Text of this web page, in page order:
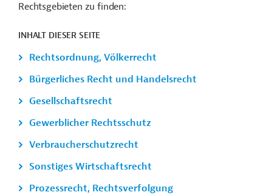
Rechtsgebieten zu finden:
INHALT DIESER SEITE
Rechtsordnung, Völkerrecht
Bürgerliches Recht und Handelsrecht
Gesellschaftsrecht
Gewerblicher Rechtsschutz
Verbraucherschutzrecht
Sonstiges Wirtschaftsrecht
Prozessrecht, Rechtsverfolgung